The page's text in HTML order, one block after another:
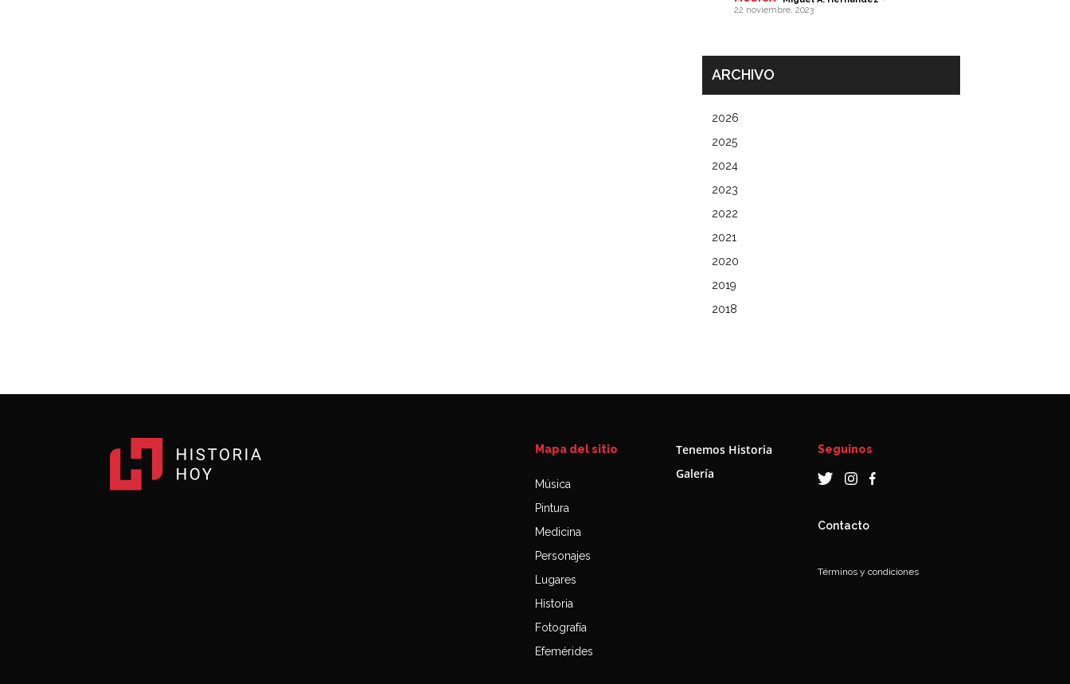
22 noviembre, 2023
ARCHIVO
2026
2025
2024
2023
2022
2021
2020
2019
2018
Mapa del sitio
Música
Pintura
Medicina
Personajes
Lugares
Historia
Fotografía
Efemérides
Tenemos Historia
Galería
Seguinos
Contacto
Términos y condiciones